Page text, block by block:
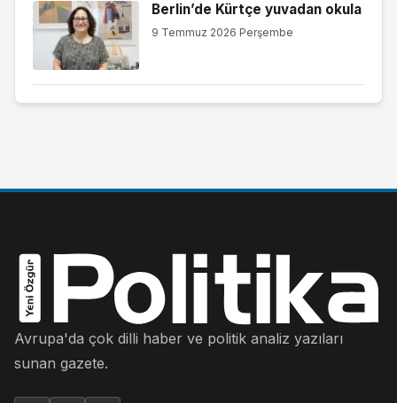
Berlin’de Kürtçe yuvadan okula
9 Temmuz 2026 Perşembe
Avrupa'da çok dilli haber ve politik analiz yazıları
sunan gazete.